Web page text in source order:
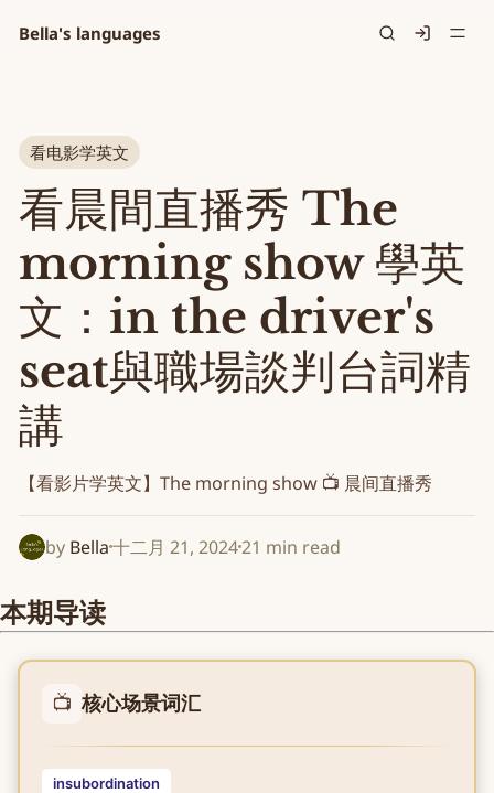
Bella's languages
看电影学英文
看晨間直播秀 The
morning show 學英
文：in the driver's
seat與職場談判台詞精
講
【看影片学英文】The morning show 📺 晨间直播秀
by Bella十二月 21, 202421 min read
本期导读
📺 核心场景词汇
insubordination